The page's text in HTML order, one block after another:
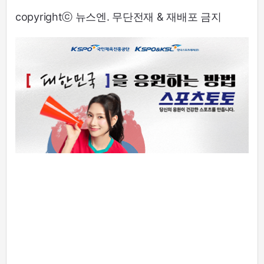
copyrightⓒ 뉴스엔. 무단전재 & 재배포 금지